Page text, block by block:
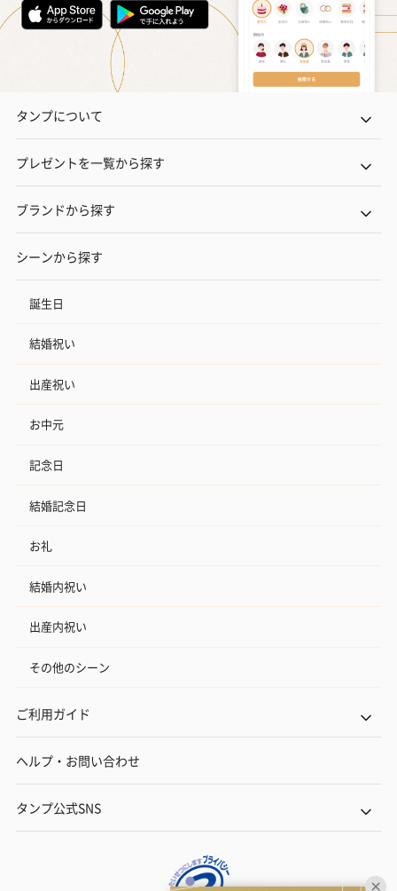
タンプについて
プレゼントを一覧から探す
ブランドから探す
シーンから探す
誕生日
結婚祝い
出産祝い
お中元
記念日
結婚記念日
お礼
結婚内祝い
出産内祝い
その他のシーン
ご利用ガイド
ヘルプ・お問い合わせ
タンプ公式SNS